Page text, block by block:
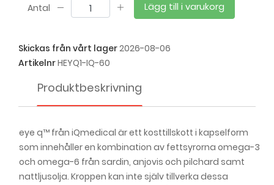
Antal Lägg till i varukorg
Skickas från vårt lager2026-08-06
ArtikelnrHEYQ1-IQ-60
Produktbeskrivning
eye q™ från iQmedical är ett kosttillskott i kapselform
som innehåller en kombination av fettsyrorna omega-3
och omega-6 från sardin, anjovis och pilchard samt
nattljusolja. Kroppen kan inte själv tillverka dessa